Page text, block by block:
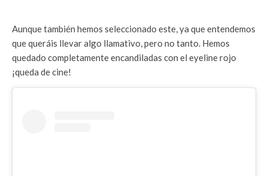
Aunque también hemos seleccionado este, ya que entendemos
que queráis llevar algo llamativo, pero no tanto. Hemos
quedado completamente encandiladas con el eyeline rojo
¡queda de cine!